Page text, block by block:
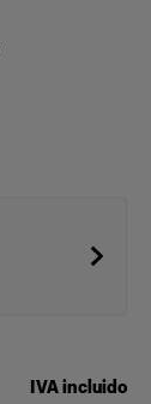
IVA incluido